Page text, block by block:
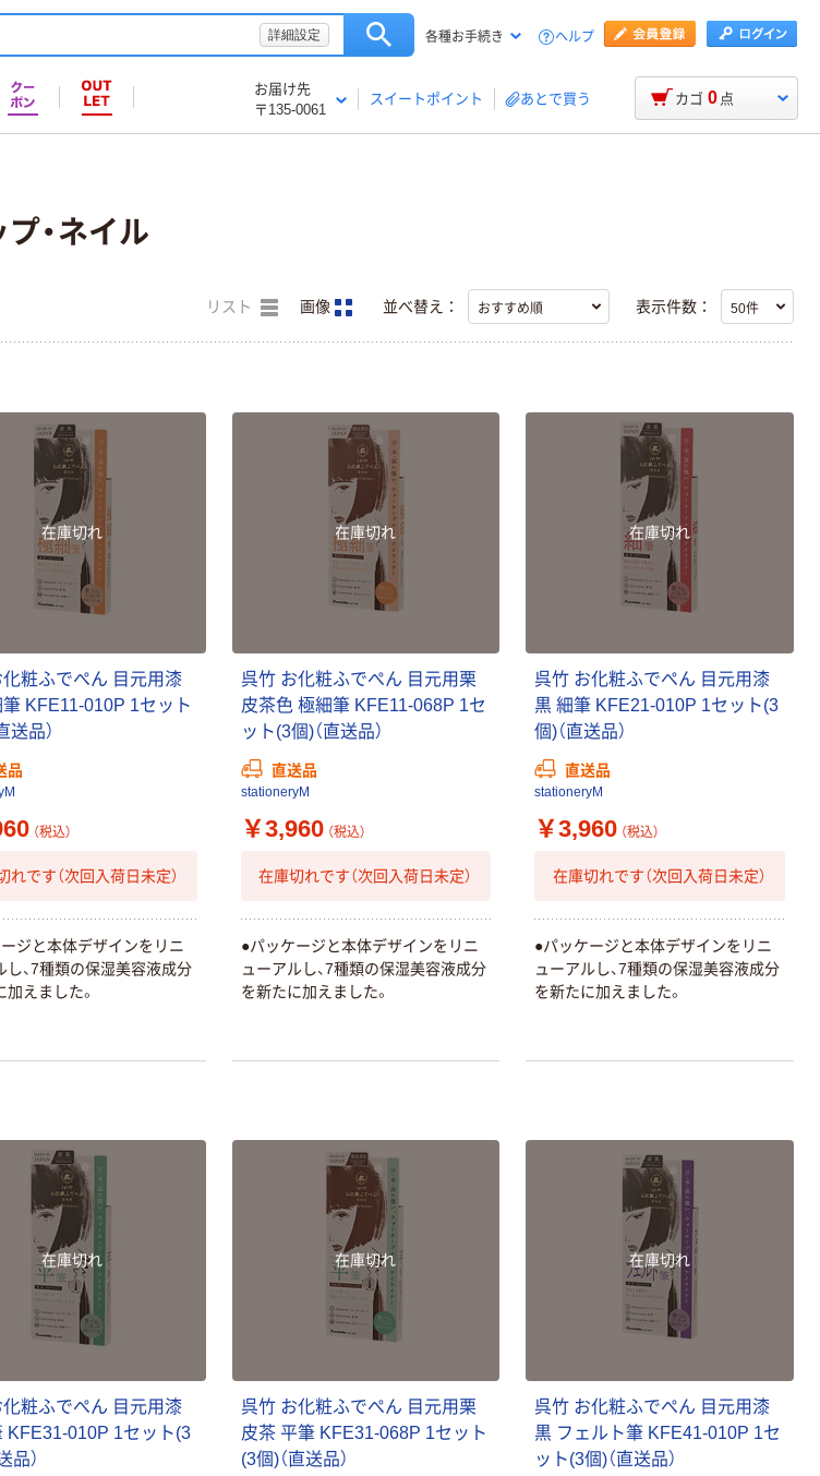
詳細設定 各種お手続き ヘルプ
お届け先
〒135-0061
スイートポイント あとで買う カゴ 0 点
・ネイル
リスト 画像 並べ替え： 表示件数：
在庫切れ
化粧ふでぺん 目元用漆
KFE11-010P 1セット
送品）
品
（税込）
れです（次回入荷日未定）
ジと本体デザインをリニ
し、7種類の保湿美容液成分
加えました。
在庫切れ
呉竹 お化粧ふでぺん 目元用栗
皮茶色 極細筆 KFE11-068P 1セ
ット(3個)（直送品）
直送品
stationeryM
￥3,960 （税込）
在庫切れです（次回入荷日未定）
●パッケージと本体デザインをリニ
ューアルし、7種類の保湿美容液成分
を新たに加えました。
在庫切れ
呉竹 お化粧ふでぺん 目元用漆
黒 細筆 KFE21-010P 1セット(3
個)（直送品）
直送品
stationeryM
￥3,960 （税込）
在庫切れです（次回入荷日未定）
●パッケージと本体デザインをリニ
ューアルし、7種類の保湿美容液成分
を新たに加えました。
在庫切れ
化粧ふでぺん 目元用漆
KFE31-010P 1セット(3
品）
在庫切れ
呉竹 お化粧ふでぺん 目元用栗
皮茶 平筆 KFE31-068P 1セット
(3個)（直送品）
在庫切れ
呉竹 お化粧ふでぺん 目元用漆
黒 フェルト筆 KFE41-010P 1セ
ット(3個)（直送品）
ナチュ
ラルウ
500ml
シール
ラベル
酒精綿
タイプ
部外品
ト 粉なし（パ
ティッシュペー
パー ボックス
モカ 200組 5個
アスクル オリジ
￥428~ （税込）
レクリーナー
本気プライス オリジナル
アスクル プラス
チックグローブ
粉なし（パウダ
ーフリー）
￥398~
アスクル クリア
ーホルダー A4
スタンダード
￥126~